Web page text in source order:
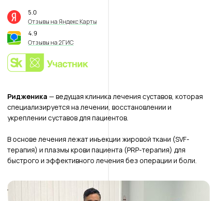
5.0
Отзывы на Яндекс Карты
4.9
Отзывы на 2ГИС
Ридженика — ведущая клиника лечения суставов, которая
специализируется на лечении, восстановлении и
укреплении суставов для пациентов.
В основе лечения лежат инъекции жировой ткани (SVF-
терапия) и плазмы крови пациента (PRP-терапия) для
быстрого и эффективного лечения без операции и боли.